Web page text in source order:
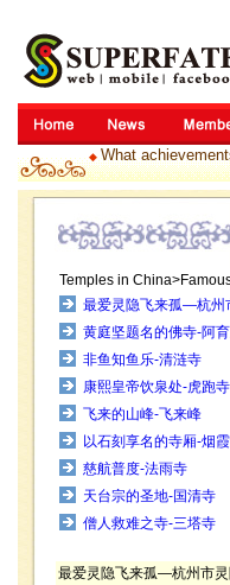
◆ What
Temples in
最爱灵隐飞来孤—杭州
黄庭坚题名的佛寺-阿
非鱼知鱼乐-清涟寺
康熙皇帝饮泉处-虎跑寺
飞来的山峰-飞来峰
以石刻享名的寺厢-烟
慈航普度-法雨寺
天台宗的圣地-国清寺
僧人救难之寺-三塔寺
最爱灵隐飞来孤—杭州市